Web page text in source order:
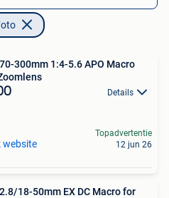
300mm 1:4-5.6 APO Macro
Details
website
Topadvertentie
12 jun 26
18-50mm EX DC Macro for